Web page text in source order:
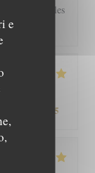
e
perturbant les
/ Prezzo /5